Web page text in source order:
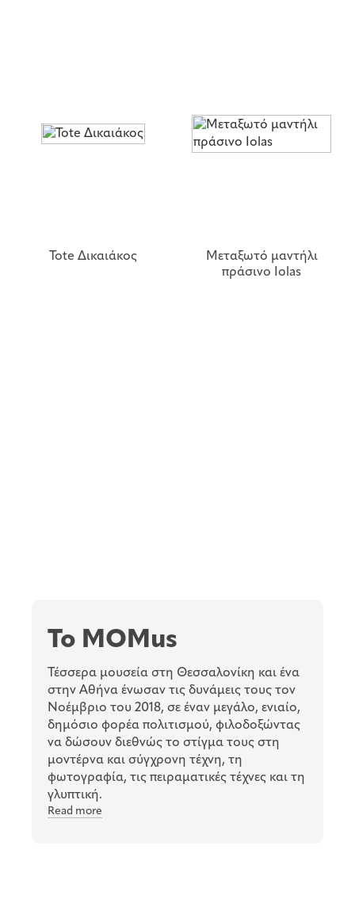
Tote Δικαιάκος
Μεταξωτό μαντήλι
πράσινο Iolas
To MOMus
Τέσσερα μουσεία στη Θεσσαλονίκη και ένα
στην Αθήνα ένωσαν τις δυνάμεις τους τον
Νοέμβριο του 2018, σε έναν μεγάλο, ενιαίο,
δημόσιο φορέα πολιτισμού, φιλοδοξώντας
να δώσουν διεθνώς το στίγμα τους στη
μοντέρνα και σύγχρονη τέχνη, τη
φωτογραφία, τις πειραματικές τέχνες και τη
γλυπτική.
Read more